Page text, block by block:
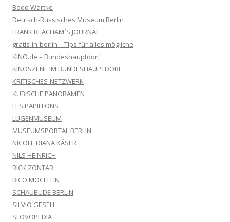
Bodo Wartke
Deutsch-Russisches Museum Berlin
FRANK BEACHAM´S JOURNAL
gratis-in-berlin – Tips für alles mögliche
KINO.de – Bundeshauptdorf
KINOSZENE IM BUNDESHAUPTDORF
KRITISCHES-NETZWERK
KUBISCHE PANORAMEN
LES PAPILLONS
LÜGENMUSEUM
MUSEUMSPORTAL BERLIN
NICOLE DIANA KÄSER
NILS HEINRICH
RICK ZONTAR
RICO MOCELLIN
SCHAUBUDE BERLIN
SILVIO GESELL
SLOVOPEDIA